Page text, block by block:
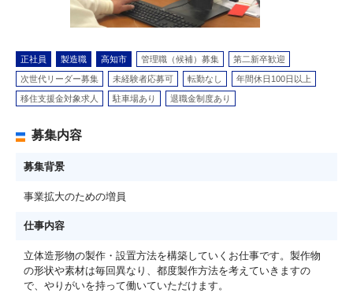
正社員 製造職 高知市 管理職（候補）募集 第二新卒歓迎
次世代リーダー募集 未経験者応募可 転勤なし 年間休日100日以上
移住支援金対象求人 駐車場あり 退職金制度あり
募集内容
募集背景
事業拡大のための増員
仕事内容
立体造形物の製作・設置方法を構築していくお仕事です。製作物
の形状や素材は毎回異なり、都度製作方法を考えていきますの
で、やりがいを持って働いていただけます。